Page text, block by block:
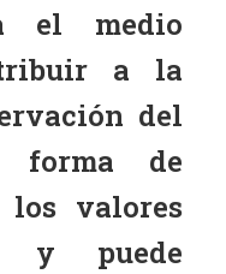
el medio
a la
del
forma de
los valores
y puede